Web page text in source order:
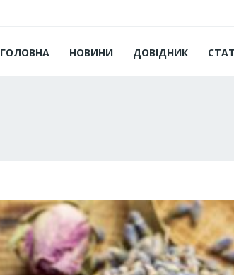
ГОЛОВНА НОВИНИ ДОВІДНИК